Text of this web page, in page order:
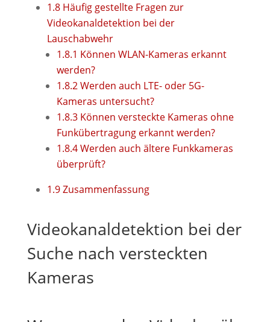
1.8Häufig gestellte Fragen zur
Videokanaldetektion bei der
Lauschabwehr
1.8.1 Können WLAN-Kameras erkannt
werden?
1.8.2Werden auch LTE- oder 5G-
Kameras untersucht?
1.8.3Können versteckte Kameras ohne
Funkübertragung erkannt werden?
1.8.4Werden auch ältere Funkkameras
überprüft?
1.9Zusammenfassung
Videokanaldetektion bei der
Suche nach versteckten
Kameras